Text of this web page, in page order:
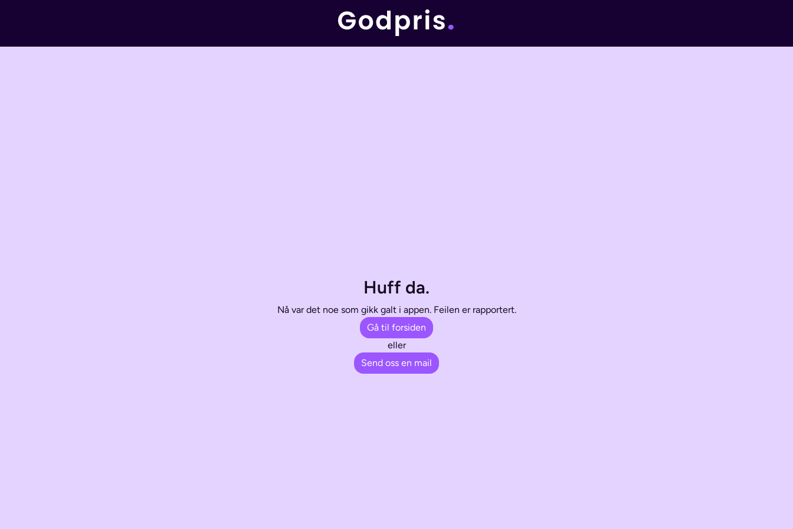
Huff da.
Nå var det noe som gikk galt i appen. Feilen er rapportert.
Gå til forsiden
eller
Send oss en mail